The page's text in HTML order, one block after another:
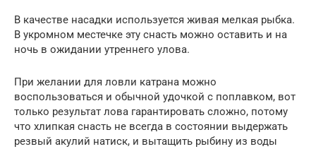
В качестве насадки используется живая мелкая рыбка.
В укромном местечке эту снасть можно оставить и на
ночь в ожидании утреннего улова.
При желании для ловли катрана можно
воспользоваться и обычной удочкой с поплавком, вот
только результат лова гарантировать сложно, потому
что хлипкая снасть не всегда в состоянии выдержать
резвый акулий натиск, и вытащить рыбину из воды